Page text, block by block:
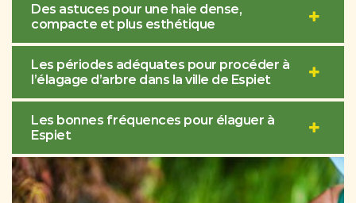
Des astuces pour une haie dense,
compacte et plus esthétique
Les périodes adéquates pour procéder à
l’élagage d’arbre dans la ville de Espiet
Les bonnes fréquences pour élaguer à
Espiet